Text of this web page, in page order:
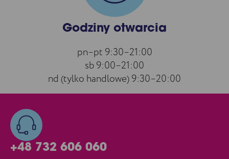
Godziny otwarcia
pn–pt 9:30–21:00
sb 9:00–21:00
nd (tylko handlowe) 9:30–20:00
+48 732 606 060